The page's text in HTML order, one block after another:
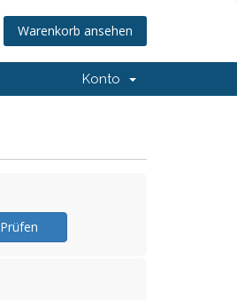
Warenkorb ansehen
Konto
Prüfen